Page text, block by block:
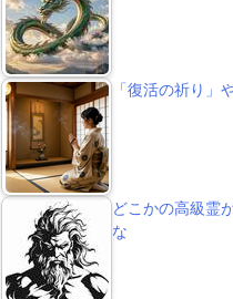
「復活の祈り」
どこかの高級霊
な